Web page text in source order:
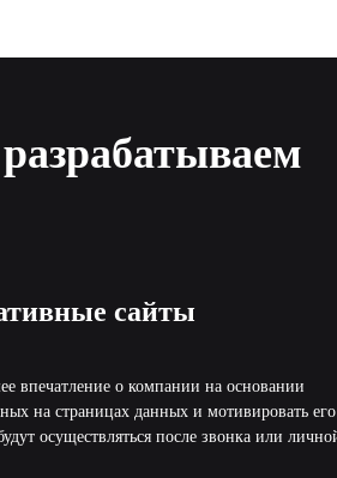
сайты
впечатление о компании на основании
на страницах данных и мотивировать
осуществляться после звонка или